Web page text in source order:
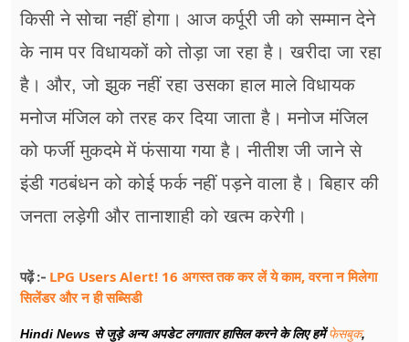
किसी ने सोचा नहीं होगा। आज कर्पूरी जी को सम्मान देने
के नाम पर विधायकों को तोड़ा जा रहा है। खरीदा जा रहा
है। और, जो झुक नहीं रहा उसका हाल माले विधायक
मनोज मंजिल को तरह कर दिया जाता है। मनोज मंजिल
को फर्जी मुकदमे में फंसाया गया है। नीतीश जी जाने से
इंडी गठबंधन को कोई फर्क नहीं पड़ने वाला है। बिहार की
जनता लड़ेगी और तानाशाही को खत्म करेगी।
पढ़ें :- LPG Users Alert! 16 अगस्त तक कर लें ये काम, वरना न मिलेगा
सिलेंडर और न ही सब्सिडी
Hindi News से जुड़े अन्य अपडेट लगातार हासिल करने के लिए हमेंफेसबुक,